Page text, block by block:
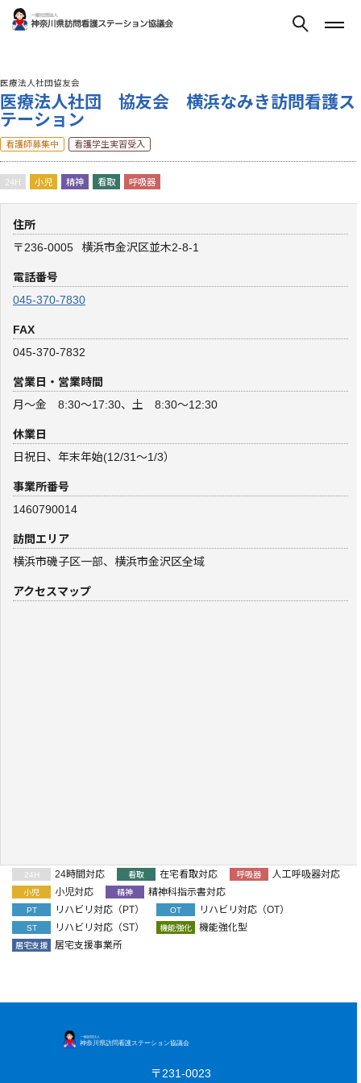
医療法人社団協友会
医療法人社団 協友会 横浜なみき訪問看護ス
テーション
看護師募集中 看護学生実習受入
24H 小児 精神 看取 呼吸器
住所
〒236-0005
横浜市金沢区並木2-8-1
電話番号
045-370-7830
FAX
045-370-7832
営業日・営業時間
月～金 8:30～17:30、土 8:30～12:30
休業日
日祝日、年末年始(12/31～1/3）
事業所番号
1460790014
訪問エリア
横浜市磯子区一部、横浜市金沢区全域
アクセスマップ
24H 24時間対応 看取 在宅看取対応 呼吸器 人工呼吸器対応
小児 小児対応 精神 精神科指示書対応
PT リハビリ対応（PT） OT リハビリ対応（OT）
ST リハビリ対応（ST） 機能強化 機能強化型
居宅支援 居宅支援事業所
〒231-0023